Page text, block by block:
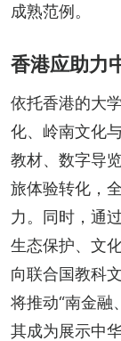
成熟范例。
香港应助力
依托香港的大
化、岭南文化
教材、数字导
旅体验转化，
力。同时，通
生态保护、文
向联合国教科
将推动“南金融
其成为展示中